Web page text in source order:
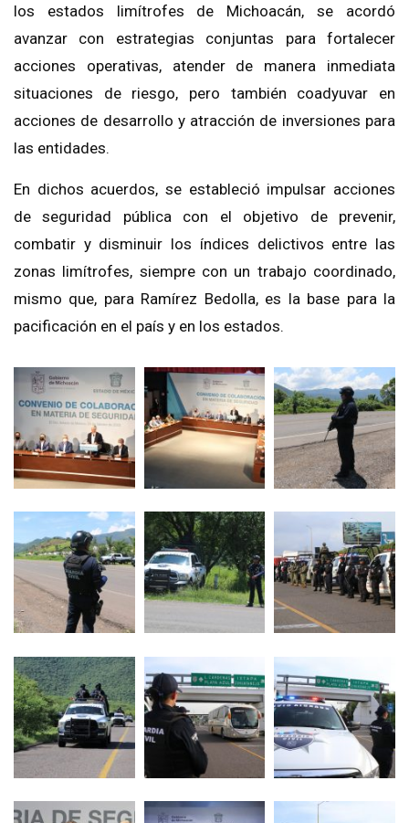
los estados limítrofes de Michoacán, se acordó
avanzar con estrategias conjuntas para fortalecer
acciones operativas, atender de manera inmediata
situaciones de riesgo, pero también coadyuvar en
acciones de desarrollo y atracción de inversiones para
las entidades.
En dichos acuerdos, se estableció impulsar acciones
de seguridad pública con el objetivo de prevenir,
combatir y disminuir los índices delictivos entre las
zonas limítrofes, siempre con un trabajo coordinado,
mismo que, para Ramírez Bedolla, es la base para la
pacificación en el país y en los estados.